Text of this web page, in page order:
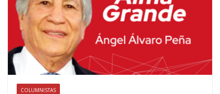
COLUMNISTAS